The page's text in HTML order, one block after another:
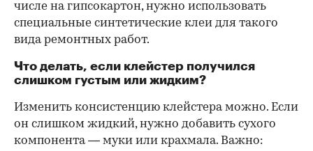
числе на гипсокартон, нужно использовать
специальные синтетические клеи для такого
вида ремонтных работ.
Что делать, если клейстер получился
слишком густым или жидким?
Изменить консистенцию клейстера можно. Если
он слишком жидкий, нужно добавить сухого
компонента — муки или крахмала. Важно: